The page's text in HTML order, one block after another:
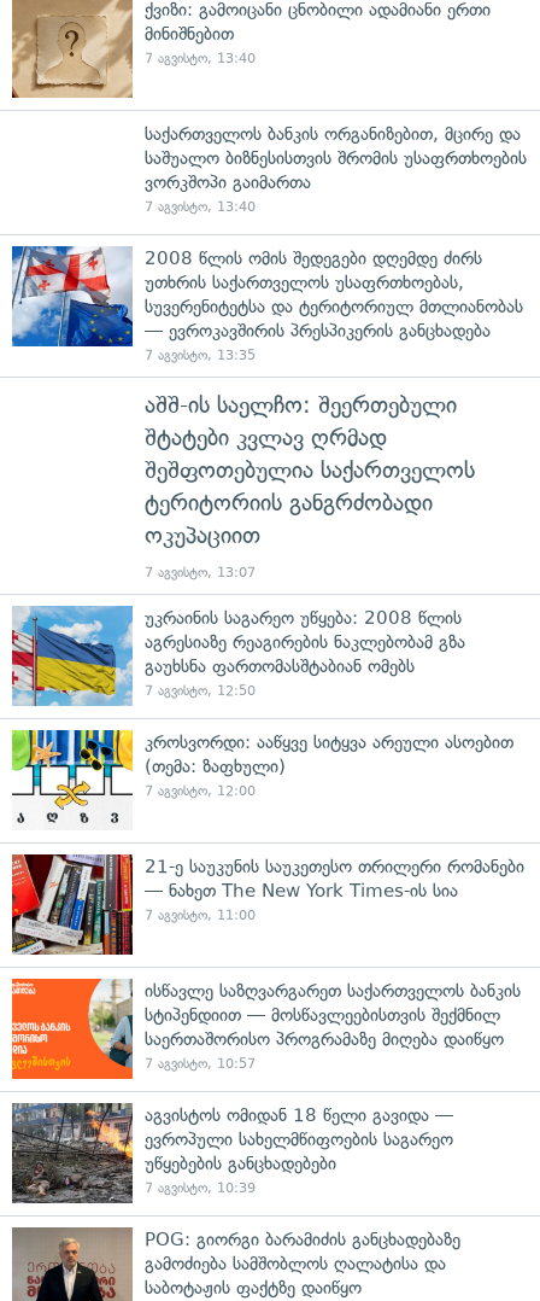
ქვიზი: გამოიცანი ცნობილი ადამიანი ერთი
მინიშნებით
7 აგვისტო, 13:40
საქართველოს ბანკის ორგანიზებით, მცირე და
საშუალო ბიზნესისთვის შრომის უსაფრთხოების
ვორკშოპი გაიმართა
7 აგვისტო, 13:40
2008 წლის ომის შედეგები დღემდე ძირს
უთხრის საქართველოს უსაფრთხოებას,
სუვერენიტეტსა და ტერიტორიულ მთლიანობას
— ევროკავშირის პრესპიკერის განცხადება
7 აგვისტო, 13:35
აშშ-ის საელჩო: შეერთებული
შტატები კვლავ ღრმად
შეშფოთებულია საქართველოს
ტერიტორიის განგრძობადი
ოკუპაციით
7 აგვისტო, 13:07
უკრაინის საგარეო უწყება: 2008 წლის
აგრესიაზე რეაგირების ნაკლებობამ გზა
გაუხსნა ფართომასშტაბიან ომებს
7 აგვისტო, 12:50
კროსვორდი: ააწყვე სიტყვა არეული ასოებით
(თემა: ზაფხული)
7 აგვისტო, 12:00
21-ე საუკუნის საუკეთესო თრილერი რომანები
— ნახეთ The New York Times-ის სია
7 აგვისტო, 11:00
ისწავლე საზღვარგარეთ საქართველოს ბანკის
სტიპენდიით — მოსწავლეებისთვის შექმნილ
საერთაშორისო პროგრამაზე მიღება დაიწყო
7 აგვისტო, 10:57
აგვისტოს ომიდან 18 წელი გავიდა —
ევროპული სახელმწიფოების საგარეო
უწყებების განცხადებები
7 აგვისტო, 10:39
POG: გიორგი ბარამიძის განცხადებაზე
გამოძიება სამშობლოს ღალატისა და
საბოტაჟის ფაქტზე დაიწყო